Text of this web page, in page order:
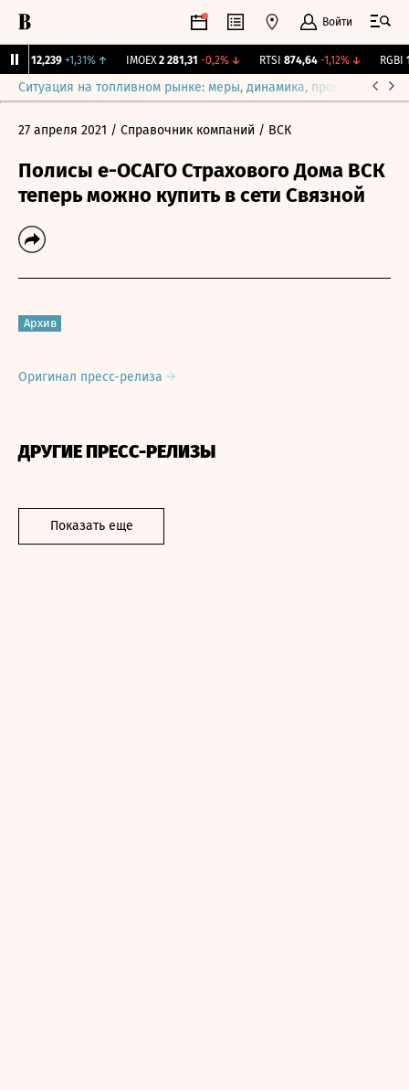
Войти
12,239 +1,31% ↑ IMOEX 2 281,31 -0,2%↓ RTSI 874,64 -1,12%↓ RGBI
Ситуация на топливном рынке: меры, динамика, прогнозы
27 апреля 2021 / Справочник компаний / ВСК
Полисы е-ОСАГО Страхового Дома ВСК
теперь можно купить в сети Связной
Архив
Оригинал пресс-релиза
ДРУГИЕ ПРЕСС-РЕЛИЗЫ
Показать еще